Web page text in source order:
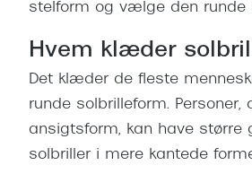
stelform og vælge den runde
Hvem klæder
Det klæder de fleste
runde solbrilleform. Personer,
ansigtsform, kan have større
solbriller i mere kantede